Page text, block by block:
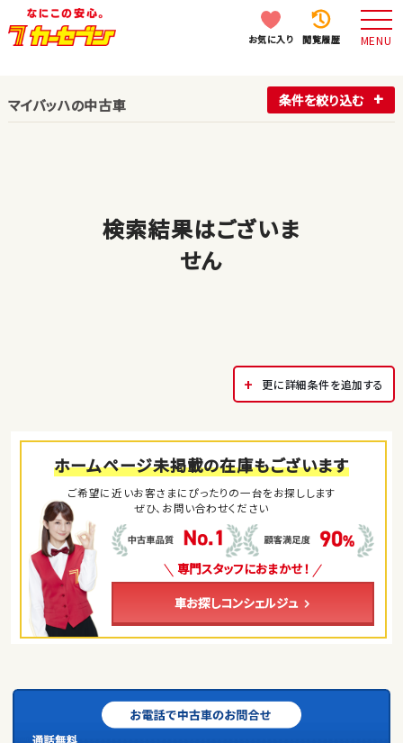
お気に入り 閲覧履歴 MENU
マイバッハの中古車 条件を絞り込む
検索結果はございま
せん
更に詳細条件を追加する
ホームページ未掲載の在庫もございます
ご希望に近いお客さまにぴったりの一台をお探しします
ぜひ、お問い合わせください
専門スタッフにおまかせ！
車お探しコンシェルジュ